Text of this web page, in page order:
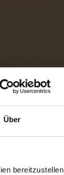
Über
bereitzustellen